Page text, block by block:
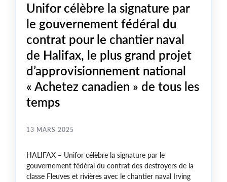
Unifor célèbre la signature par
le gouvernement fédéral du
contrat pour le chantier naval
de Halifax, le plus grand projet
d’approvisionnement national
« Achetez canadien » de tous les
temps
13 MARS 2025
HALIFAX – Unifor célèbre la signature par le
gouvernement fédéral du contrat des destroyers de la
classe Fleuves et rivières avec le chantier naval Irving